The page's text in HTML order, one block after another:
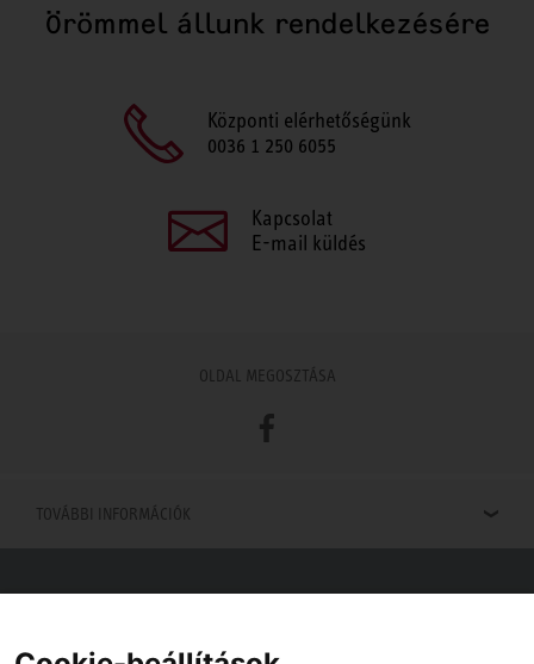
Örömmel állunk rendelkezésére
Központi elérhetőségünk
0036 1 250 6055
Kapcsolat
E-mail küldés
OLDAL MEGOSZTÁSA
Facebook
TOVÁBBI INFORMÁCIÓK
Viszonteladót keres az Ön közelében? Nem probléma.